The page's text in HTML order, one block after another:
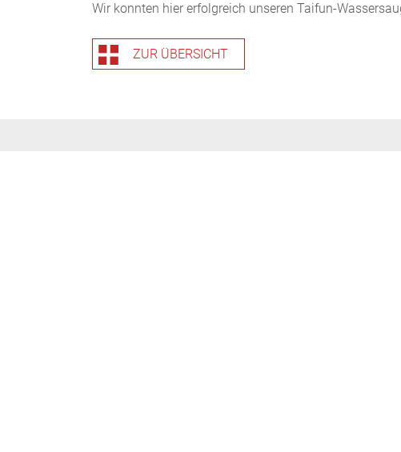
Wir konnten hier erfolgreich unseren Taifun-
ZUR ÜBERSICHT